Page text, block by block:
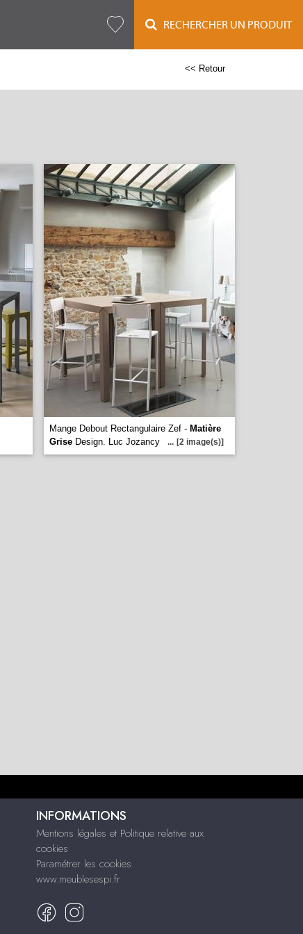
RECHERCHER UN PRODUIT
<< Retour
Mange Debout Rectangulaire Zef - Matière
Grise Design. Luc Jozancy ... [2 image(s)]
INFORMATIONS
Mentions légales et Politique relative aux
cookies
Paramétrer les cookies
www.meublesespi.fr